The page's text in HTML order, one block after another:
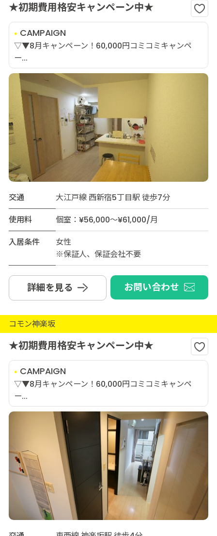
★初期費用格安キャンペーン中★
CAMPAIGN
▽▼8月キャンペーン！60,000円コミコミキャンペ
ー...
交通
大江戸線 西新宿5丁目駅 徒歩7分
使用料
個室：¥56,000～¥61,000/月
入居条件
女性
※保証人、保証会社不要
詳細を見る お問い合わせ
コモン神楽坂
★初期費用格安キャンペーン中★
CAMPAIGN
▽▼8月キャンペーン！60,000円コミコミキャンペ
ー...